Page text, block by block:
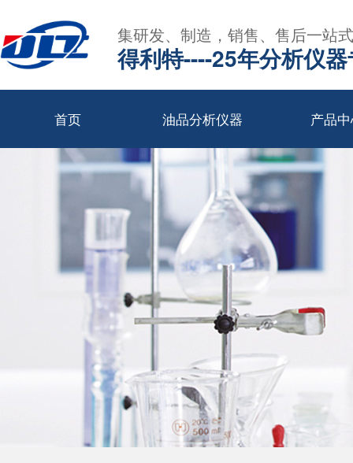
集研发、制造，销售、售后一站
得利特----25年分析仪
首页 油品分析仪器 产品